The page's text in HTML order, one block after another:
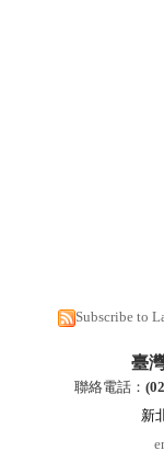
Subscribe to
臺
聯絡電話： (
新